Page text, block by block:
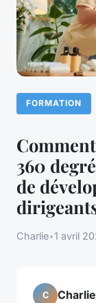
FORMATION
360
de
Charlie•1 avril
C Charlie